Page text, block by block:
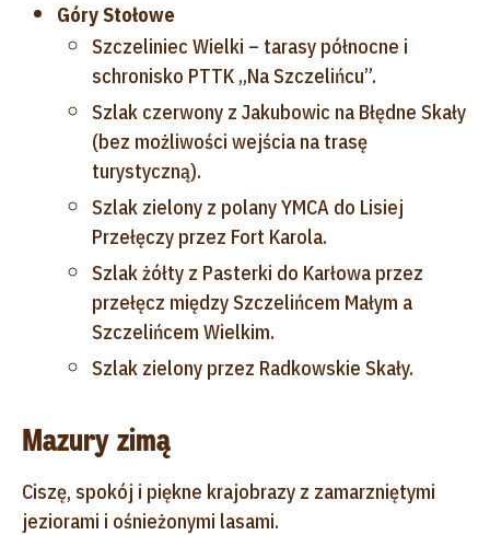
Góry Stołowe
Szczeliniec Wielki – tarasy północne i
schronisko PTTK „Na Szczelińcu”.
Szlak czerwony z Jakubowic na Błędne Skały
(bez możliwości wejścia na trasę
turystyczną).
Szlak zielony z polany YMCA do Lisiej
Przełęczy przez Fort Karola.
Szlak żółty z Pasterki do Karłowa przez
przełęcz między Szczelińcem Małym a
Szczelińcem Wielkim.
Szlak zielony przez Radkowskie Skały.
Mazury zimą
Ciszę, spokój i piękne krajobrazy z zamarzniętymi
jeziorami i ośnieżonymi lasami.